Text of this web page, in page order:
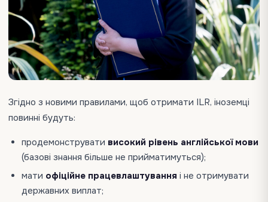
Згідно з новими правилами, щоб отримати ILR, іноземці
повинні будуть:
продемонструвати високий рівень англійської мови
(базові знання більше не прийматимуться);
мати офіційне працевлаштування і не отримувати
державних виплат;